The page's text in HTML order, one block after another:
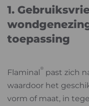
1.
toepassing
Flaminal® past zich
waardoor het
vorm of maat, in